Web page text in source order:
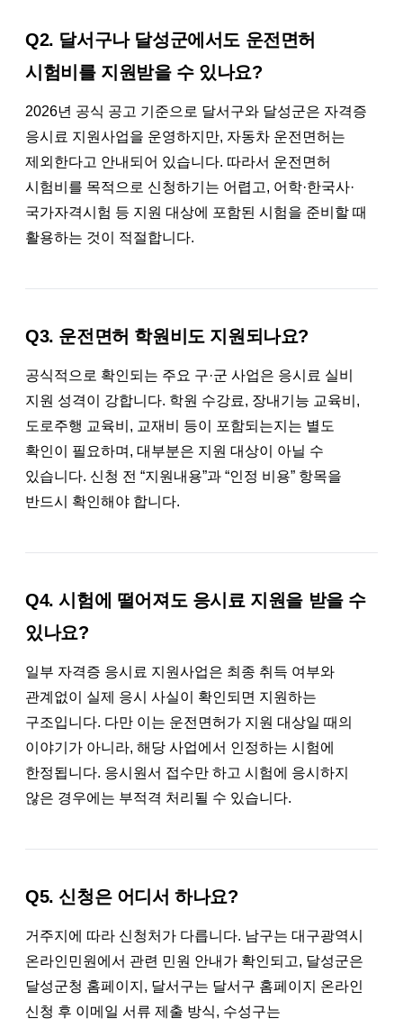
Q2. 달서구나 달성군에서도 운전면허
시험비를 지원받을 수 있나요?
2026년 공식 공고 기준으로 달서구와 달성군은 자격증
응시료 지원사업을 운영하지만, 자동차 운전면허는
제외한다고 안내되어 있습니다. 따라서 운전면허
시험비를 목적으로 신청하기는 어렵고, 어학·한국사·
국가자격시험 등 지원 대상에 포함된 시험을 준비할 때
활용하는 것이 적절합니다.
Q3. 운전면허 학원비도 지원되나요?
공식적으로 확인되는 주요 구·군 사업은 응시료 실비
지원 성격이 강합니다. 학원 수강료, 장내기능 교육비,
도로주행 교육비, 교재비 등이 포함되는지는 별도
확인이 필요하며, 대부분은 지원 대상이 아닐 수
있습니다. 신청 전 “지원내용”과 “인정 비용” 항목을
반드시 확인해야 합니다.
Q4. 시험에 떨어져도 응시료 지원을 받을 수
있나요?
일부 자격증 응시료 지원사업은 최종 취득 여부와
관계없이 실제 응시 사실이 확인되면 지원하는
구조입니다. 다만 이는 운전면허가 지원 대상일 때의
이야기가 아니라, 해당 사업에서 인정하는 시험에
한정됩니다. 응시원서 접수만 하고 시험에 응시하지
않은 경우에는 부적격 처리될 수 있습니다.
Q5. 신청은 어디서 하나요?
거주지에 따라 신청처가 다릅니다. 남구는 대구광역시
온라인민원에서 관련 민원 안내가 확인되고, 달성군은
달성군청 홈페이지, 달서구는 달서구 홈페이지 온라인
신청 후 이메일 서류 제출 방식, 수성구는